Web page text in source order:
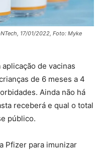
17/01/2022, Foto: Myke
de vacinas
de 6 meses a 4
Ainda não há
receberá e qual o total
público.
Pfizer para imunizar